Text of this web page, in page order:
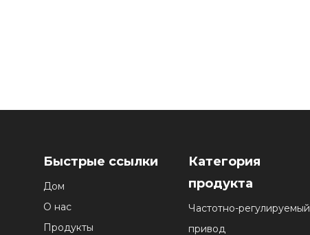
Быстрые ссылки
Дом
О нас
Продукты
Категория
продукта
Частотно-регулируемый
привод